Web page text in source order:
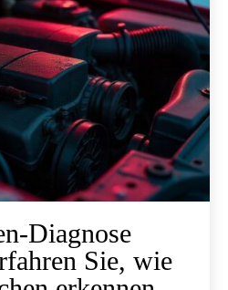
Diagnose
Sie, wie